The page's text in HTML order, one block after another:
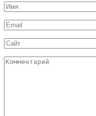
Имя
*
Email
*
Сайт
Комментарий